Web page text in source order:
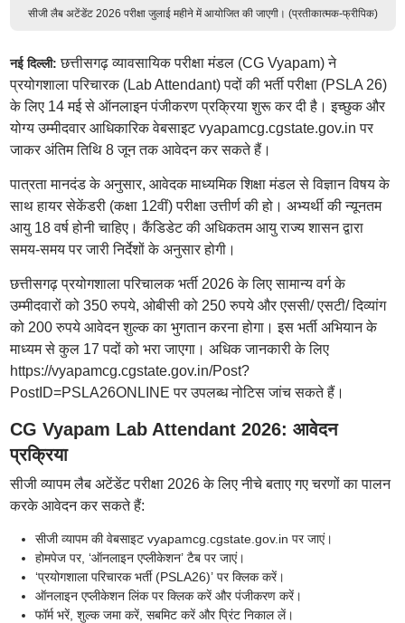
सीजी लैब अटेंडेंट 2026 परीक्षा जुलाई महीने में आयोजित की जाएगी। (प्रतीकात्मक-फ्रीपिक)
नई दिल्ली:छत्तीसगढ़ व्यावसायिक परीक्षा मंडल (CG Vyapam) ने
प्रयोगशाला परिचारक (Lab Attendant) पदों की भर्ती परीक्षा (PSLA 26)
के लिए 14 मई से ऑनलाइन पंजीकरण प्रक्रिया शुरू कर दी है। इच्छुक और
योग्य उम्मीदवार आधिकारिक वेबसाइट vyapamcg.cgstate.gov.in पर
जाकर अंतिम तिथि 8 जून तक आवेदन कर सकते हैं।
पात्रता मानदंड के अनुसार, आवेदक माध्यमिक शिक्षा मंडल से विज्ञान विषय के
साथ हायर सेकेंडरी (कक्षा 12वीं) परीक्षा उत्तीर्ण की हो। अभ्यर्थी की न्यूनतम
आयु 18 वर्ष होनी चाहिए। कैंडिडेट की अधिकतम आयु राज्य शासन द्वारा
समय-समय पर जारी निर्देशों के अनुसार होगी।
छत्तीसगढ़ प्रयोगशाला परिचालक भर्ती 2026 के लिए सामान्य वर्ग के
उम्मीदवारों को 350 रुपये, ओबीसी को 250 रुपये और एससी/ एसटी/ दिव्यांग
को 200 रुपये आवेदन शुल्क का भुगतान करना होगा। इस भर्ती अभियान के
माध्यम से कुल 17 पदों को भरा जाएगा। अधिक जानकारी के लिए
https://vyapamcg.cgstate.gov.in/Post?
PostID=PSLA26ONLINE पर उपलब्ध नोटिस जांच सकते हैं।
CG Vyapam Lab Attendant 2026: आवेदन
प्रक्रिया
सीजी व्यापम लैब अटेंडेंट परीक्षा 2026 के लिए नीचे बताए गए चरणों का पालन
करके आवेदन कर सकते हैं:
सीजी व्यापम की वेबसाइट vyapamcg.cgstate.gov.in पर जाएं।
होमपेज पर, ‘ऑनलाइन एप्लीकेशन’ टैब पर जाएं।
‘प्रयोगशाला परिचारक भर्ती (PSLA26)’ पर क्लिक करें।
ऑनलाइन एप्लीकेशन लिंक पर क्लिक करें और पंजीकरण करें।
फॉर्म भरें, शुल्क जमा करें, सबमिट करें और प्रिंट निकाल लें।